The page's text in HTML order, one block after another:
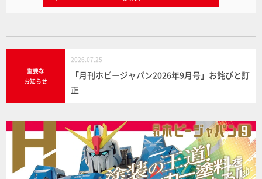
重要な
お知らせ
2026.07.25
「月刊ホビージャパン2026年9月号」お詫びと訂
正